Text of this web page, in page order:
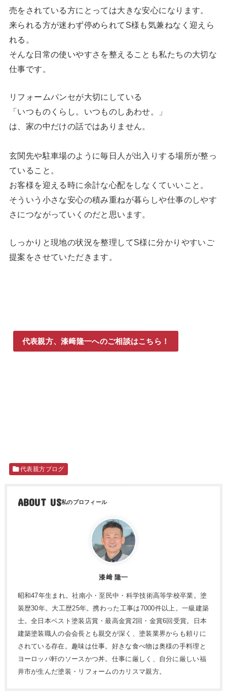
売をされている方にとっては大きな安心になります。
来られる方が迷わず停められてS様も気兼ねなく迎えら
れる。
そんな日常の使いやすさを整えることも私たちの大切な
仕事です。
リフォームパンセが大切にしている
「いつものくらし。いつものしあわせ。」
は、家の中だけの話ではありません。
玄関先や駐車場のように毎日人が出入りする場所が整っ
ていること。
お客様を迎える時に余計な心配をしなくていいこと。
そういう小さな安心の積み重ねが暮らしや仕事のしやす
さにつながっていくのだと思います。
しっかりと現地の状況を整理してS様に分かりやすいご
提案をさせていただきます。
代表親方、漆﨑隆一へのご相談はこちら！
代表親方ブログ
ABOUT US
漆﨑 隆一
昭和47年生まれ。社南小・至民中・科学技術高等学校卒業。塗
装歴30年。大工歴25年。携わった工事は7000件以上。一級建築
士。全日本ベスト塗装店賞・最高金賞2回・金賞6回受賞。日本
建築塗装職人の会会長とも親交が深く、塗装業界からも頼りに
されている存在。趣味は仕事。好きな食べ物は奥様の手料理と
ヨーロッパ軒のソースかつ丼。仕事に厳しく、自分に厳しい福
井市が生んだ塗装・リフォームのカリスマ親方。